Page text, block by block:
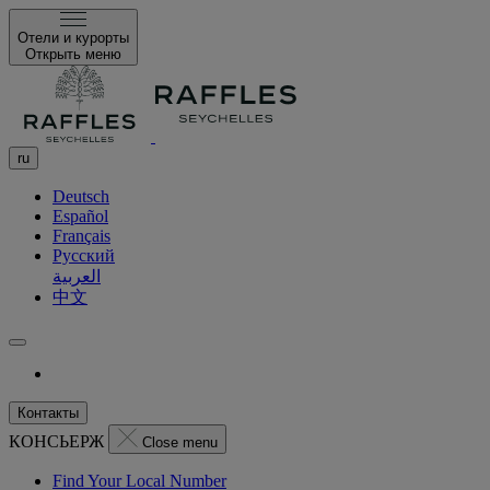
Отели и курорты
Открыть меню
ru
Deutsch
Español
Français
Русский
العربية
中文
Контакты
КОНСЬЕРЖ Close menu
Find Your Local Number